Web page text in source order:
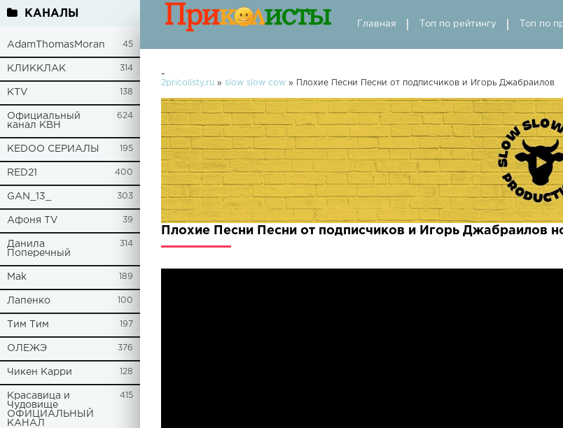
КАНАЛЫ
AdamThomasMoran 45
КЛИККЛАК 314
KTV 138
Официальный
канал КВН
624
KEDOO СЕРИАЛЫ 195
RED21 400
GAN_13_ 303
Афоня TV 39
Данила
Поперечный
314
Mak 189
Лапенко 100
Tим Тим 197
ОЛЕЖЭ 376
Чикен Карри 128
Красавица и
Чудовище
ОФИЦИАЛЬНЫЙ
КАНАЛ
415
Главная Топ по рейтингу Топ по
-
2pricolisty.ru » slow slow cow » Плохие Песни Песни от подписчиков и Игорь Джабраилов
Плохие Песни Песни от подписчиков и Игорь Джабраилов